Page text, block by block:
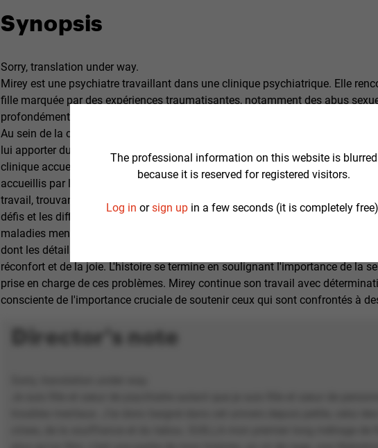
Synopsis
Sorry, translation under way.
Mirey est une psychiatre travaillant dans une clinique psychiatrique. Elle
fille marquée par des expériences traumatisantes, notamment des abus
profondément bouleversée par les révélations de Maria et s'efforce de l'aider
Au sein de la clinique, Mirey rencontre également Tony, un jeune homme
lui apporter du soutien et de l'écoute, cherchant à l'aider à surmonter ses
clinique accueille ensuite Adjoua et Ousmane, deux nouveaux patients qui
accueillis par le personnel soignant et les autres patients. Mirey s'investit
travail, trouvant du réconfort et de l'espoir dans les moments partagés avec
défis et les difficultés rencontrés, elle reste dévouée à sa mission d'aider
maladies mentales. Parallèlement à son travail, Mirey entretient une
dont les détails de la conversation ne sont pas précisés. Cette interaction
réconfort et de la joie. L'histoire se termine en soulignant l'importance de la
prise en charge de ces problèmes. Mirey continue son travail avec
consciente de l'importance cruciale de soutenir ceux qui sont confrontés à
Director's note
The professional information on this website is blurred
because it is reserved for registered visitors.
Log in orsign upin a few seconds (it is completely